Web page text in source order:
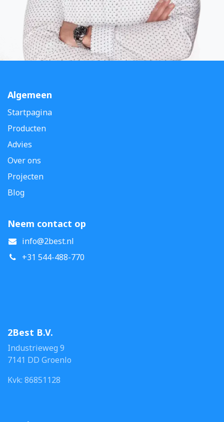
Algemeen
Startpagina
Producten
Advies
Over ons
Projecten
Blog
Neem contact op
info@2best.nl
+31 544-488-770
2Best B.V.
Industrieweg 9
7141 DD Groenlo
Kvk: 86851128